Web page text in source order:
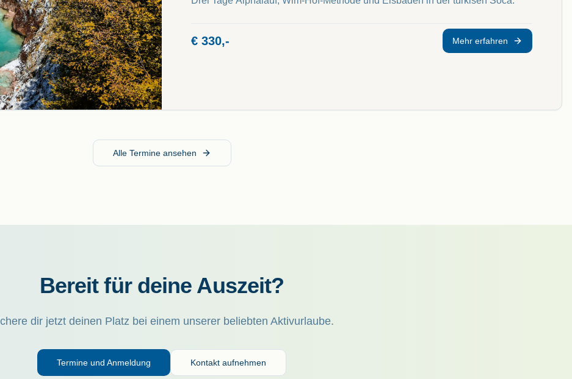
€ 330,- Mehr erfahren
Alle Termine ansehen
Bereit für deine Auszeit?
dir jetzt deinen Platz bei einem unserer beliebten Aktivurlaube.
Termine und Anmeldung Kontakt aufnehmen